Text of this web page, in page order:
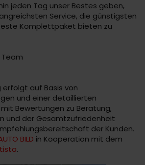
jeden Tag unser Bestes geben,
Service, die günstigsten
Komplettpaket bieten zu
Team
erfolgt auf Basis von
und einer detaillierten
Bewertungen zu Beratung,
und der Gesamtzufriedenheit
der Kunden.
BILD in Kooperation mit dem
.